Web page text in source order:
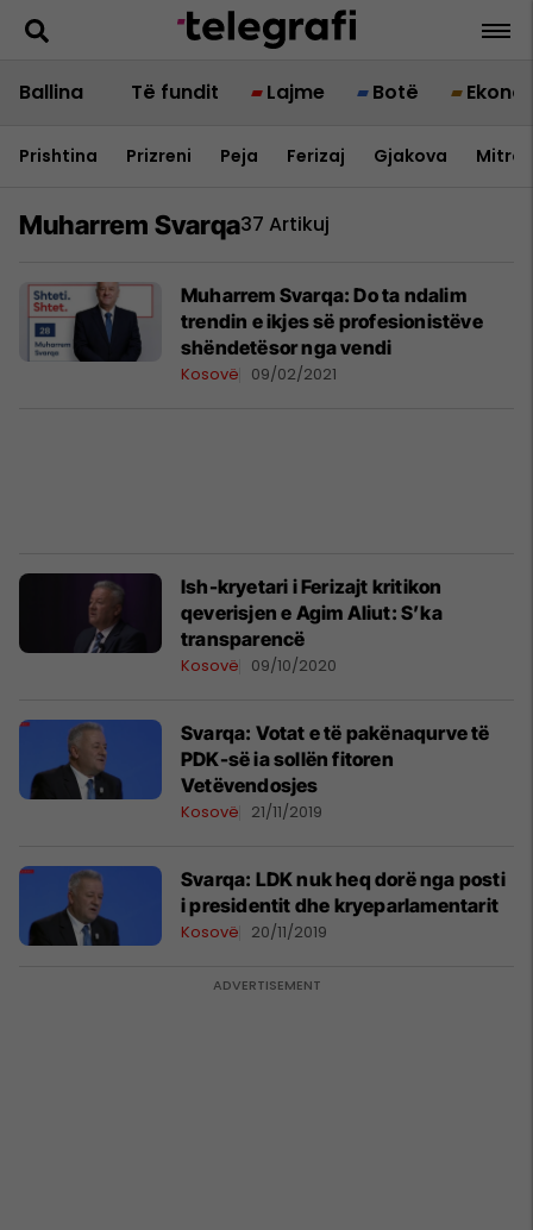
Ballina Të fundit Lajme Botë
Prishtina Prizreni Peja Ferizaj Gjakova
Muharrem Svarqa37 Artikuj
Muharrem Svarqa: Do ta ndalim
trendin e ikjes së profesionistëve
shëndetësor nga vendi
Kosovë 09/02/2021
Ish-kryetari i Ferizajt kritikon
qeverisjen e Agim Aliut: S’ka
transparencë
Kosovë 09/10/2020
Svarqa: Votat e të pakënaqurve të
PDK-së ia sollën fitoren
Vetëvendosjes
Kosovë 21/11/2019
Svarqa: LDK nuk heq dorë nga posti
i presidentit dhe kryeparlamentarit
Kosovë 20/11/2019